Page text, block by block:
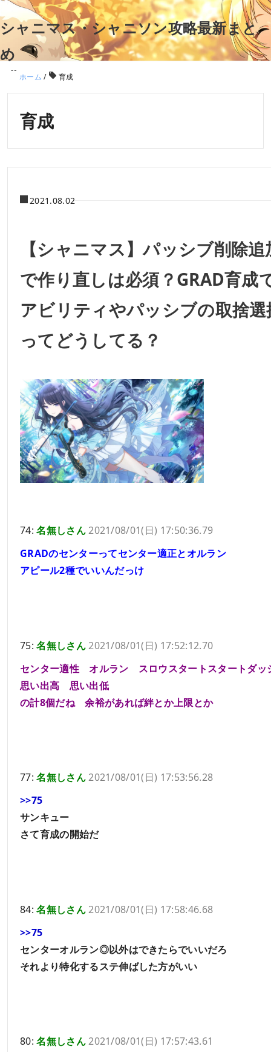
シャニマス・シャニソン攻略最新まと
め
ホーム / 育成
育成
2021.08.02
【シャニマス】パッシブ削除追
で作り直しは必須？GRAD育成
アビリティやパッシブの取捨選
ってどうしてる？
74:名無しさん2021/08/01(日) 17:50:36.79
GRADのセンターってセンター適正とオルラン
アピール2種でいいんだっけ
75:名無しさん2021/08/01(日) 17:52:12.70
センター適性 オルラン スロウスタートスタートダ
思い出高 思い出低
の計8個だね 余裕があれば絆とか上限とか
77:名無しさん2021/08/01(日) 17:53:56.28
>>75
サンキュー
さて育成の開始だ
84:名無しさん2021/08/01(日) 17:58:46.68
>>75
センターオルラン◎以外はできたらでいいだろ
それより特化するステ伸ばした方がいい
80:名無しさん2021/08/01(日) 17:57:43.61